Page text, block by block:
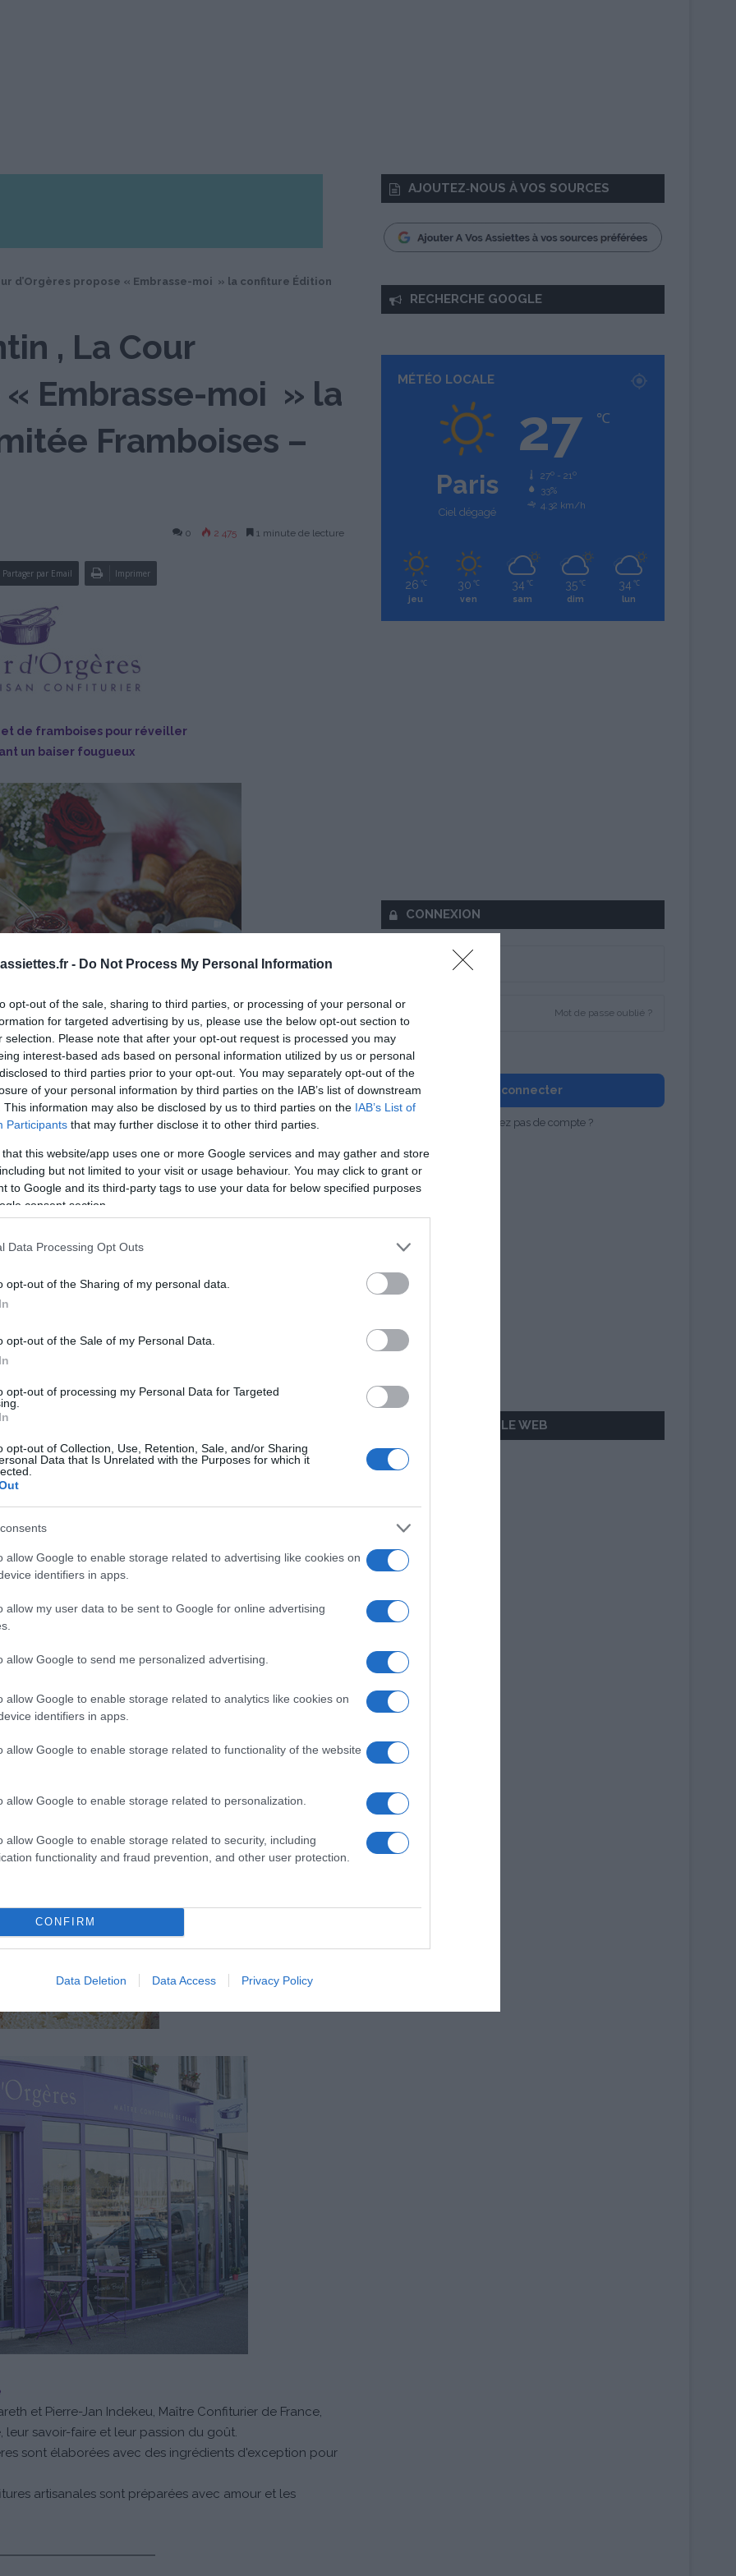
- Do Not Process My Personal Information
opt-out of the sale, sharing to third parties, or processing of your personal or
for targeted advertising by us, please use the below opt-out section to
selection. Please note that after your opt-out request is processed you may
interest-based ads based on personal information utilized by us or personal
to third parties prior to your opt-out. You may separately opt-out of the
of your personal information by third parties on the IAB’s list of downstream
This information may also be disclosed by us to third parties on the IAB’s List of
Participants that may further disclose it to other third parties.
that this website/app uses one or more Google services and may gather and store
but not limited to your visit or usage behaviour. You may click to grant or
to Google and its third-party tags to use your data for below specified purposes
consent section.
Data Processing Opt Outs
opt-out of the Sharing of my personal data.
opt-out of the Sale of my Personal Data.
opt-out of processing my Personal Data for Targeted
opt-out of Collection, Use, Retention, Sale, and/or Sharing
Data that Is Unrelated with the Purposes for which it
allow Google to enable storage related to advertising like cookies on
identifiers in apps.
allow my user data to be sent to Google for online advertising
allow Google to send me personalized advertising.
allow Google to enable storage related to analytics like cookies on
identifiers in apps.
allow Google to enable storage related to functionality of the website
allow Google to enable storage related to personalization.
allow Google to enable storage related to security, including
functionality and fraud prevention, and other user protection.
CONFIRM
Data Deletion Data Access Privacy Policy
d’Orgères propose « Embrasse-moi » la confiture Édition
, La Cour
« Embrasse-moi » la
Framboises –
0 2 475 1 minute de lecture
Partager par Email Imprimer
de framboises pour réveiller
un baiser fougueux
février, les Maîtres artisans confituriers de la Cour
qui éveille les sens en toute sensualité.
se mêle à l’exquise fraîcheur d’une framboise qui
dire « Embrasse-moi » à la Saint-Valentin, et tous les
moi
Audacieuse de la Cour d’Orgères
en sucre (sucre ajouté+ sucre du fruit): 55%
sucre, pectine de fruit
avec capsule métallique
: 6,90€
:
et Pierre-Jan Indekeu, Maître Confiturier de France,
leur savoir-faire et leur passion du goût.
sont élaborées avec des ingrédients d'exception pour
artisanales sont préparées avec amour et les
AJOUTEZ‑NOUS À VOS SOURCES
RECHERCHE GOOGLE
MÉTÉO LOCALE
Paris
Ciel dégagé
27 ℃
27º - 21º
33%
4.32 km/h
26 ℃
jeu
30 ℃
ven
34 ℃
sam
35 ℃
dim
34 ℃
lun
CONNEXION
Mot de passe oublié ?
Se souvenir de moi
Se connecter
Vous n'avez pas de compte ?
AILLEURS SUR LE WEB